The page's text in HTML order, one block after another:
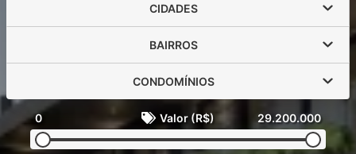
CIDADES
BAIRROS
CONDOMÍNIOS
0 Valor (R$) 29.200.000